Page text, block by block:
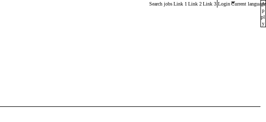
Main menu. Press enter or space keys to expands and
Search jobsLink 1 Link 2Link 3 LoginCurrent language
A
p
pl
y